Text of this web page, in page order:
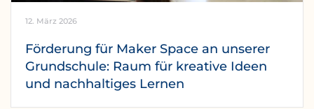
12. März 2026
Förderung für Maker Space an unserer
Grundschule: Raum für kreative Ideen
und nachhaltiges Lernen